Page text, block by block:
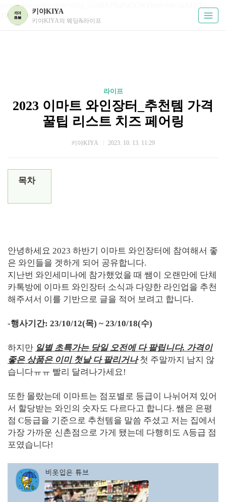
google-site-verification=ds6q_33afRKPRqPuGGWVhsW-Odv2gAFIcFe-
TKUPHos
키야KIYA
키야KIYA의 웨딩&라이프
라이프
2023 이마트 와인장터_추천템 가격
꿀팁 리스트 치즈 페어링
키야KIYA 2023. 10. 13. 11:29
목차
안녕하세요 2023 하반기 이마트 와인장터에 참여해서 좋
은 와인들을 겟하게 되어 공유합니다.
지난번 와인세미나에 참가했었을 때 쌤이 오랜만에 단체
카톡방에 이마트 와인장터 소식과 다양한 라인업을 추천
해주셔서 이를 기반으로 글을 적어 보려고 합니다.
-행사기간: 23/10/12(목) ~ 23/10/18(수)
하지만 일별 초특가는 당일 오전에 다 팔립니다. 가격이
좋은 상품은 이미 첫날 다 팔리거나첫 주말까지 남지 않
습니다ㅠㅠ 빨리 달려나가세요!
또한 몰랐는데 이마트는 점포별로 등급이 나뉘어져 있어
서 할당받는 와인의 숫자도 다르다고 합니다. 쌤은 은평
점 C등급을 기준으로 추천템을 말씀 주셨고 저는 집에서
가장 가까운 신촌점으로 가게 됐는데 다행히도 A등급 점
포였습니다!